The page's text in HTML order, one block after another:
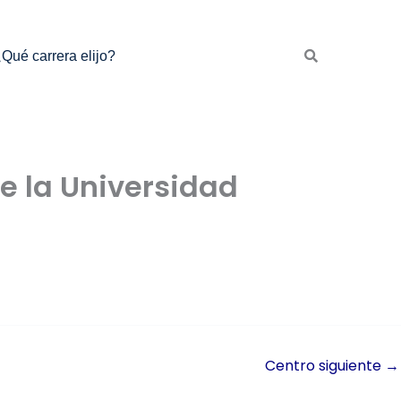
carrera elijo?
la Universidad
Centro siguiente →